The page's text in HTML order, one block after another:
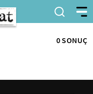
0 SONUÇ